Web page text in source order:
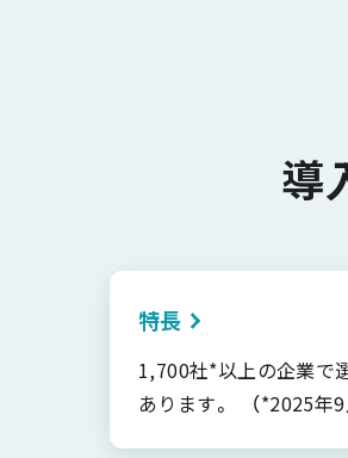
導
特長
1,700社*以上の企業で
あります。 （*2025年9